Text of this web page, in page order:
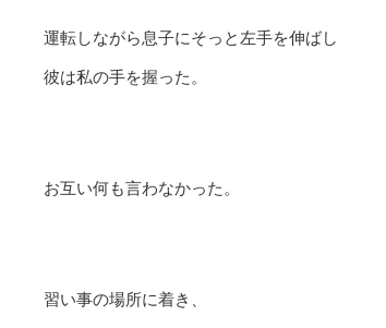
運転しながら息子にそっと左手を伸ばし
彼は私の手を握った。
お互い何も言わなかった。
習い事の場所に着き、